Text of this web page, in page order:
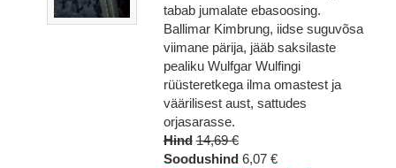
tabab jumalate ebasoosing.
Ballimar Kimbrung, iidse suguvõsa
viimane pärija, jääb saksilaste
pealiku Wulfgar Wulfingi
rüüsteretkega ilma omastest ja
väärilisest aust, sattudes
orjasarasse.
Hind 14,69 €
Soodushind 6,07 €